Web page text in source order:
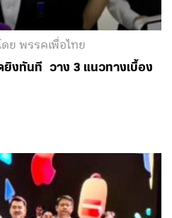
ดย พรรคเพื่อไทย
ยิงทันที วาง 3 แนวทางเบื้อง